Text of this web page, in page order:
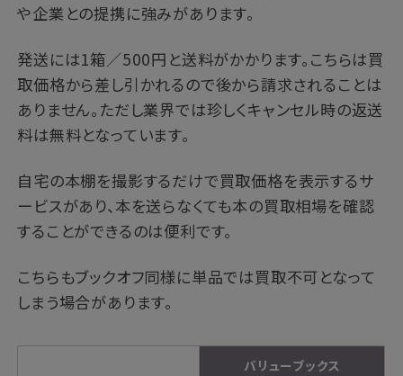
や企業との提携に強みがあります。
発送には1箱／500円と送料がかかります。こちらは買
取価格から差し引かれるので後から請求されることは
ありません。ただし業界では珍しくキャンセル時の返送
料は無料となっています。
自宅の本棚を撮影するだけで買取価格を表示するサ
ービスがあり、本を送らなくても本の買取相場を確認
することができるのは便利です。
こちらもブックオフ同様に単品では買取不可となって
しまう場合があります。
バリューブックス